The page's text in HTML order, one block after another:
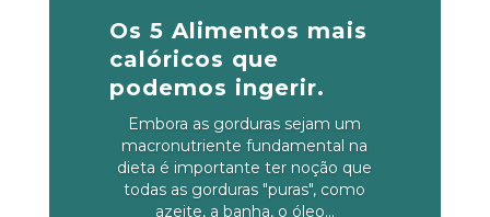
Os 5 Alimentos mais
calóricos que
podemos ingerir.
Embora as gorduras sejam um
macronutriente fundamental na
dieta é importante ter noção que
todas as gorduras "puras", como
azeite, a banha, o óleo...